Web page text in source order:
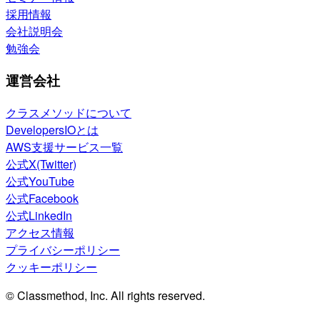
採用情報
会社説明会
勉強会
運営会社
クラスメソッドについて
DevelopersIOとは
AWS支援サービス一覧
公式X(Twitter)
公式YouTube
公式Facebook
公式LinkedIn
アクセス情報
プライバシーポリシー
クッキーポリシー
© Classmethod, Inc. All rights reserved.